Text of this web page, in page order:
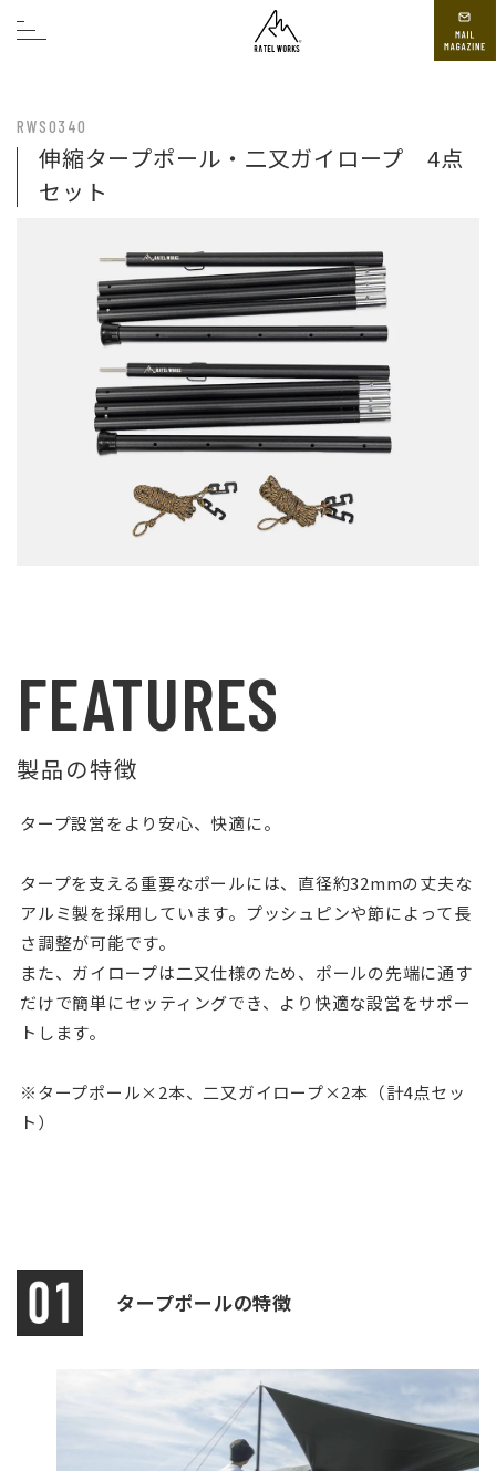
RWS0340
伸縮タープポール・二又ガイロープ 4点
セット
FEATURES
製品の特徴
タープ設営をより安心、快適に。
タープを支える重要なポールには、直径約32mmの丈夫な
アルミ製を採用しています。プッシュピンや節によって長
さ調整が可能です。
また、ガイロープは二又仕様のため、ポールの先端に通す
だけで簡単にセッティングでき、より快適な設営をサポー
トします。
※タープポール×2本、二又ガイロープ×2本（計4点セッ
ト）
タープポールの特徴